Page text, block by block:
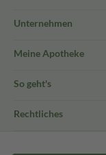
Unternehmen
Meine Apotheke
So geht's
Rechtliches